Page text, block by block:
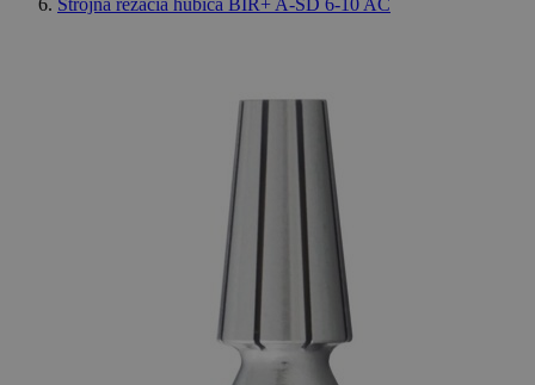
Strojná rezacia hubica BIR+ A-SD 6-10 AC